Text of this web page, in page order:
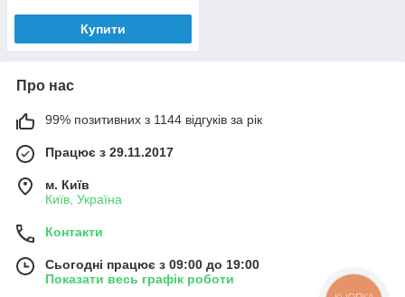
Купити
Про нас
99% позитивних з 1144 відгуків за рік
Працює з 29.11.2017
м. Київ
Київ, Україна
Контакти
Сьогодні працює з 09:00 до 19:00
Показати весь графік роботи